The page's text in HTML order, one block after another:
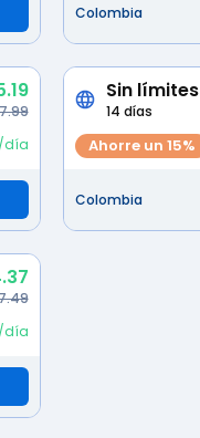
Colombia
día
Sin límites
14 días
Ahorre un 15%
Colombia
día